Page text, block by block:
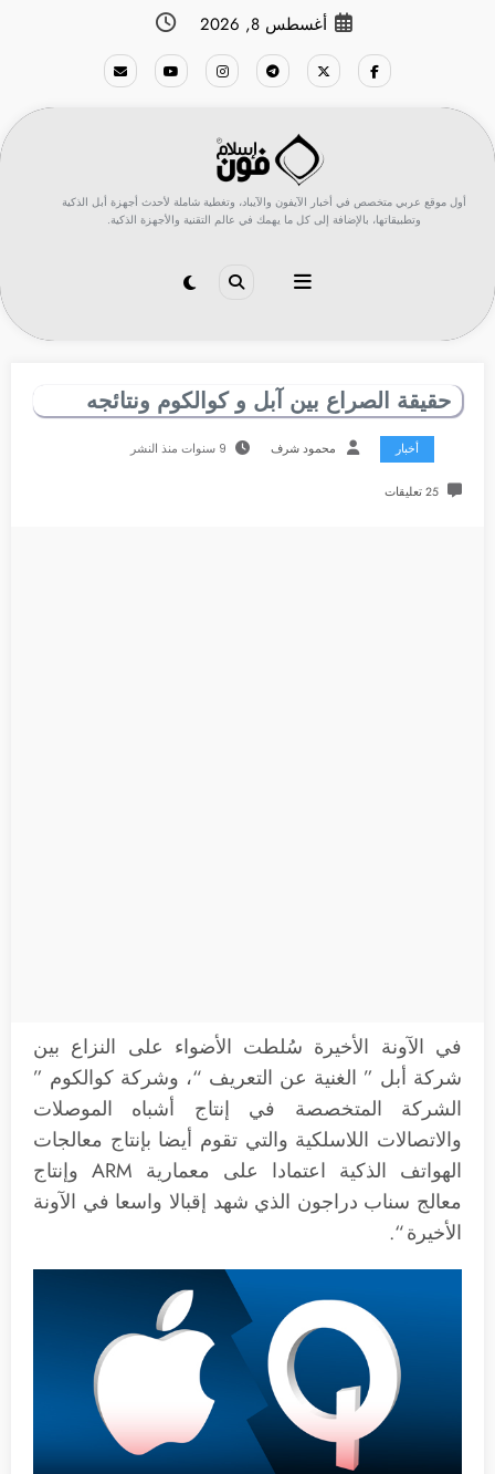
أغسطس 8, 2026
أول موقع عربي متخصص في أخبار الآيفون والآيباد، وتغطية شاملة لأحدث أجهزة أبل الذكية
وتطبيقاتها، بالإضافة إلى كل ما يهمك في عالم التقنية والأجهزة الذكية.
حقيقة الصراع بين آبل و كوالكوم ونتائجه
أخبار محمود شرف 9 سنوات منذ النشر
25 تعليقات
في الآونة الأخيرة سُلطت الأضواء على النزاع بين
شركة أبل ” الغنية عن التعريف “، وشركة كوالكوم ”
الشركة المتخصصة في إنتاج أشباه الموصلات
والاتصالات اللاسلكية والتي تقوم أيضا بإنتاج معالجات
الهواتف الذكية اعتمادا على معمارية ARM وإنتاج
معالج سناب دراجون الذي شهد إقبالا واسعا في الآونة
الأخيرة “.